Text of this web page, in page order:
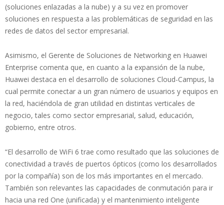
(soluciones enlazadas a la nube) y a su vez en promover
soluciones en respuesta a las problemáticas de seguridad en las
redes de datos del sector empresarial.
Asimismo, el Gerente de Soluciones de Networking en Huawei
Enterprise comenta que, en cuanto a la expansión de la nube,
Huawei destaca en el desarrollo de soluciones Cloud-Campus, la
cual permite conectar a un gran número de usuarios y equipos en
la red, haciéndola de gran utilidad en distintas verticales de
negocio, tales como sector empresarial, salud, educación,
gobierno, entre otros.
“El desarrollo de WiFi 6 trae como resultado que las soluciones de
conectividad a través de puertos ópticos (como los desarrollados
por la compañía) son de los más importantes en el mercado.
También son relevantes las capacidades de conmutación para ir
hacia una red One (unificada) y el mantenimiento inteligente